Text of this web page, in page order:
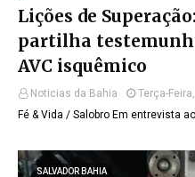
Lições de
partilha
AVC isquêmico
Noticias da Bahia
Terça-
Fé & Vida / Salobro Em entrevista
SALVADOR BAHIA